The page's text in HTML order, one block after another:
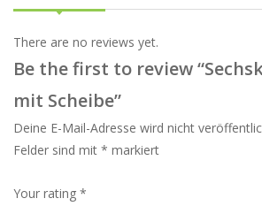
There are no reviews yet.
Be the first to review
mit Scheibe”
Deine E-Mail-Adresse wird nicht
Felder sind mit * markiert
Your rating *